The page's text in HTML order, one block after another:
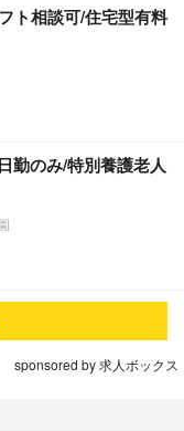
ト相談可/住宅型有料
勤のみ/特別養護老人
sponsored by 求人ボックス